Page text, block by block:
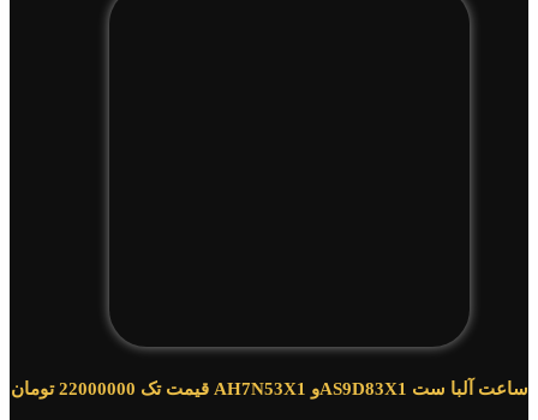
ساعت آلبا ست AS9D83X1و AH7N53X1 قیمت تک 22000000 تومان